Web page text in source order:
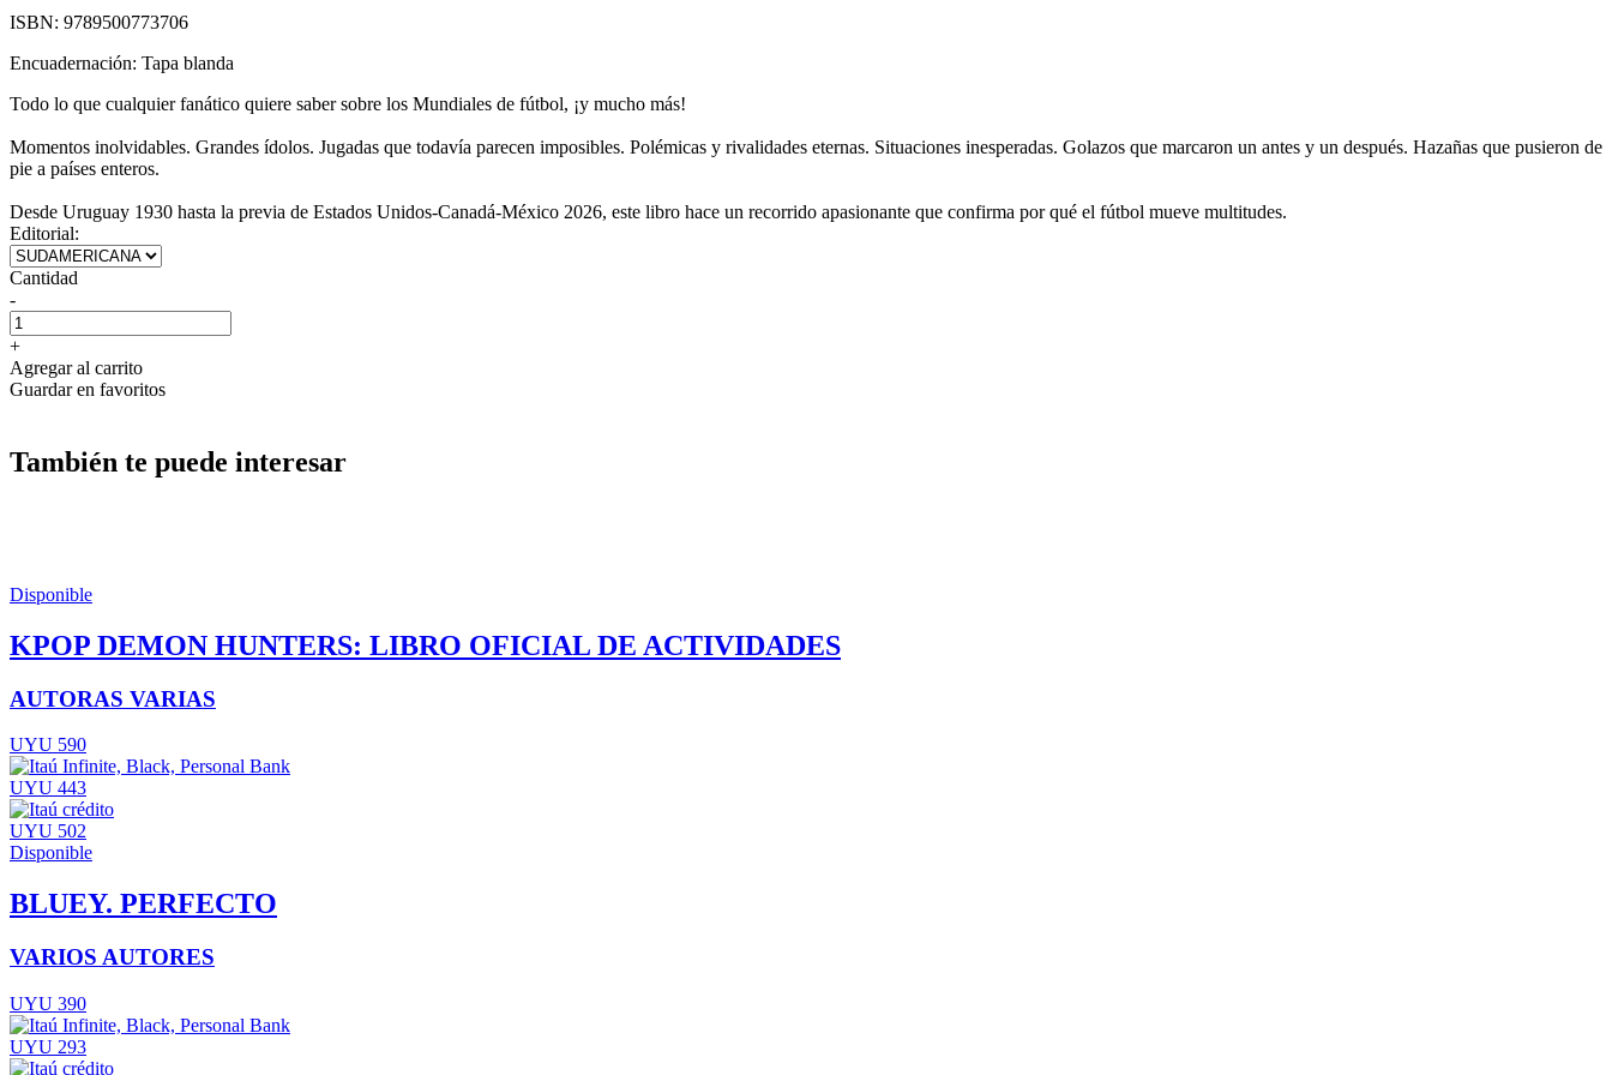
ISBN: 9789500773706
Encuadernación: Tapa blanda
Todo lo que cualquier fanático quiere saber sobre los Mundiales de fútbol, ¡y mucho más!
Momentos inolvidables. Grandes ídolos. Jugadas que todavía parecen imposibles. Polémicas y rivalidades eternas. Situaciones inesperadas. Golazos que marcaron un antes y un después. Hazañas que pusieron de
pie a países enteros.
Desde Uruguay 1930 hasta la previa de Estados Unidos-Canadá-México 2026, este libro hace un recorrido apasionante que confirma por qué el fútbol mueve multitudes.
Editorial:
Cantidad
-
+
Agregar al carrito
Guardar en favoritos
También te puede interesar
Disponible
KPOP DEMON HUNTERS: LIBRO OFICIAL DE ACTIVIDADES
AUTORAS VARIAS
UYU 590
UYU 443
UYU 502
Disponible
BLUEY. PERFECTO
VARIOS AUTORES
UYU 390
UYU 293